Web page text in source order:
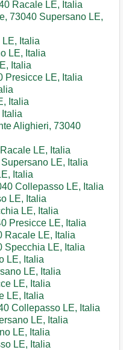
Racale LE, Italia
73040 Supersano LE,
Italia
LE, Italia
Italia
Presicce LE, Italia
Italia
Alighieri, 73040
LE, Italia
LE, Italia
Italia
Collepasso LE, Italia
LE, Italia
LE, Italia
Presicce LE, Italia
Racale LE, Italia
Specchia LE, Italia
LE, Italia
LE, Italia
LE, Italia
LE, Italia
Collepasso LE, Italia
LE, Italia
LE, Italia
LE, Italia